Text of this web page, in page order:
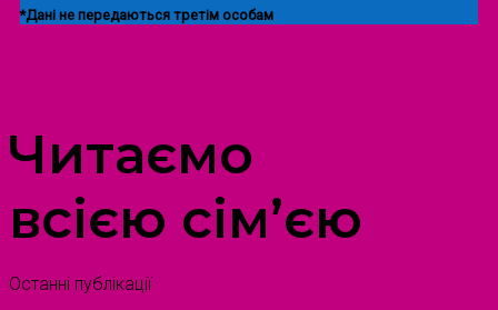
*Дані не передаються третім особам
Читаємо
всією сім’єю
Останні публікації